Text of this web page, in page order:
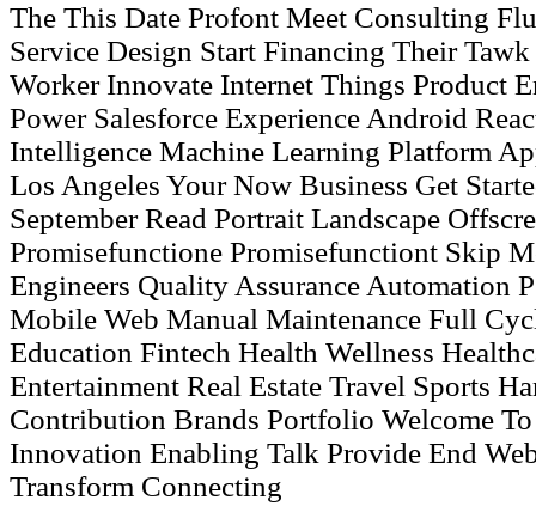
The This Date Profont Meet Consulting
Service Design Start Financing Their
Worker Innovate Internet Things Product
Power Salesforce Experience Android
Intelligence Machine Learning Platform
Los Angeles Your Now Business Get
September Read Portrait Landscape
Promisefunctione Promisefunctiont Skip
Engineers Quality Assurance Automation
Mobile Web Manual Maintenance Full
Education Fintech Health Wellness
Entertainment Real Estate Travel Sports
Contribution Brands Portfolio Welcome
Innovation Enabling Talk Provide End
Transform Connecting